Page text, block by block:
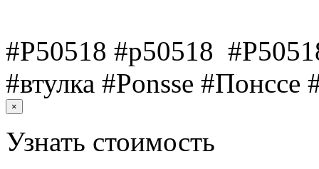
#P50518 #p50518
#втулка #Ponsse
×
Узнать стоимость